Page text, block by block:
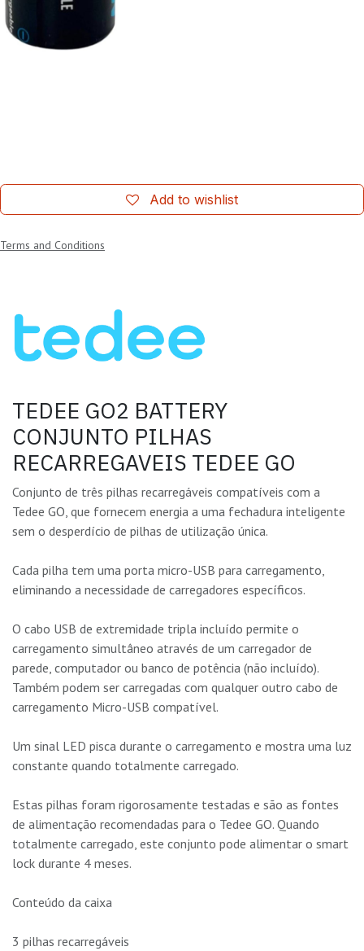
Add to wishlist
Terms and Conditions
TEDEE GO2 BATTERY
CONJUNTO PILHAS
RECARREGAVEIS TEDEE GO
Conjunto de três pilhas recarregáveis compatíveis com a
Tedee GO, que fornecem energia a uma fechadura inteligente
sem o desperdício de pilhas de utilização única.
Cada pilha tem uma porta micro-USB para carregamento,
eliminando a necessidade de carregadores específicos.
O cabo USB de extremidade tripla incluído permite o
carregamento simultâneo através de um carregador de
parede, computador ou banco de potência (não incluído).
Também podem ser carregadas com qualquer outro cabo de
carregamento Micro-USB compatível.
Um sinal LED pisca durante o carregamento e mostra uma luz
constante quando totalmente carregado.
Estas pilhas foram rigorosamente testadas e são as fontes
de alimentação recomendadas para o Tedee GO. Quando
totalmente carregado, este conjunto pode alimentar o smart
lock durante 4 meses.
Conteúdo da caixa
3 pilhas recarregáveis